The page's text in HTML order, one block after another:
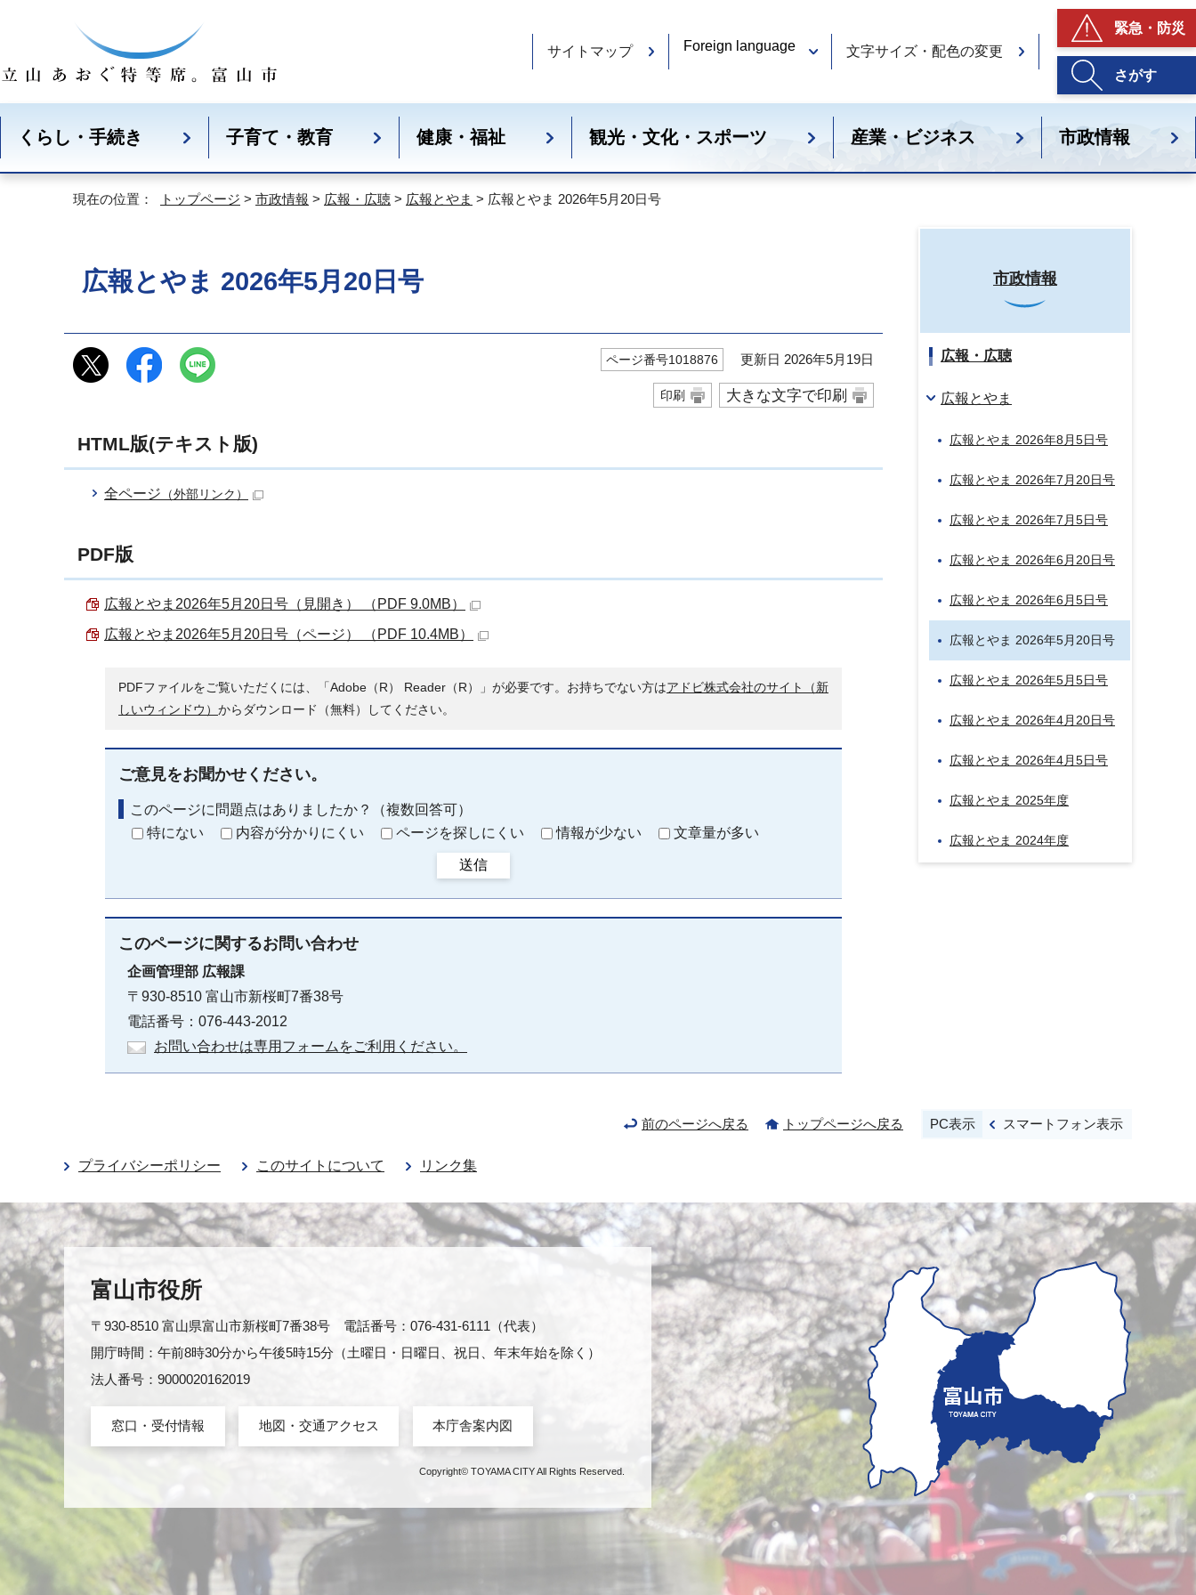
サイトマップ Foreign language 文字サイズ・配色の変更
緊急・防災
さがす
くらし・手続き 子育て・教育 健康・福祉 観光・文化・スポーツ 産業・ビジネス 市政情報
現在の位置： トップページ > 市政情報 > 広報・広聴 > 広報とやま > 広報とやま 2026年5月20日号
広報とやま 2026年5月20日号
ページ番号1018876 更新日 2026年5月19日
印刷 大きな文字で印刷
HTML版(テキスト版)
全ページ （外部リンク）
PDF版
広報とやま2026年5月20日号（見開き） （PDF 9.0MB）
広報とやま2026年5月20日号（ページ） （PDF 10.4MB）
PDFファイルをご覧いただくには、「Adobe（R） Reader（R）」が必要です。お持ちでない方はアドビ株式会社のサイト（新
しいウィンドウ） からダウンロード（無料）してください。
ご意見をお聞かせください。
このページに問題点はありましたか？（複数回答可）
特にない
内容が分かりにくい ページを探しにくい 情報が少ない 文章量が多い
送信
このページに関するお問い合わせ
企画管理部 広報課
〒930-8510 富山市新桜町7番38号
電話番号：076-443-2012
お問い合わせは専用フォームをご利用ください。
市政情報
広報・広聴
広報とやま
広報とやま 2026年8月5日号
広報とやま 2026年7月20日号
広報とやま 2026年7月5日号
広報とやま 2026年6月20日号
広報とやま 2026年6月5日号
広報とやま 2026年5月20日号
広報とやま 2026年5月5日号
広報とやま 2026年4月20日号
広報とやま 2026年4月5日号
広報とやま 2025年度
広報とやま 2024年度
前のページへ戻る トップページへ戻る PC表示 スマートフォン表示
プライバシーポリシー このサイトについて リンク集
富山市役所
〒930-8510 富山県富山市新桜町7番38号 電話番号：076-431-6111（代表）
開庁時間：午前8時30分から午後5時15分（土曜日・日曜日、祝日、年末年始を除く）
法人番号：9000020162019
窓口・受付情報 地図・交通アクセス 本庁舎案内図
Copyright© TOYAMA CITY All Rights Reserved.